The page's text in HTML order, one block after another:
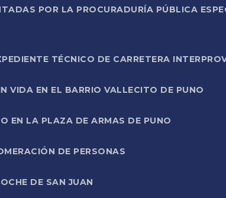
POR LA PROCURADURÍA PÚBLICA
TÉCNICO DE CARRETERA
VIDA EN EL BARRIO VALLECITO DE PUNO
EN LA PLAZA DE ARMAS DE PUNO
DE PERSONAS
DE SAN JUAN